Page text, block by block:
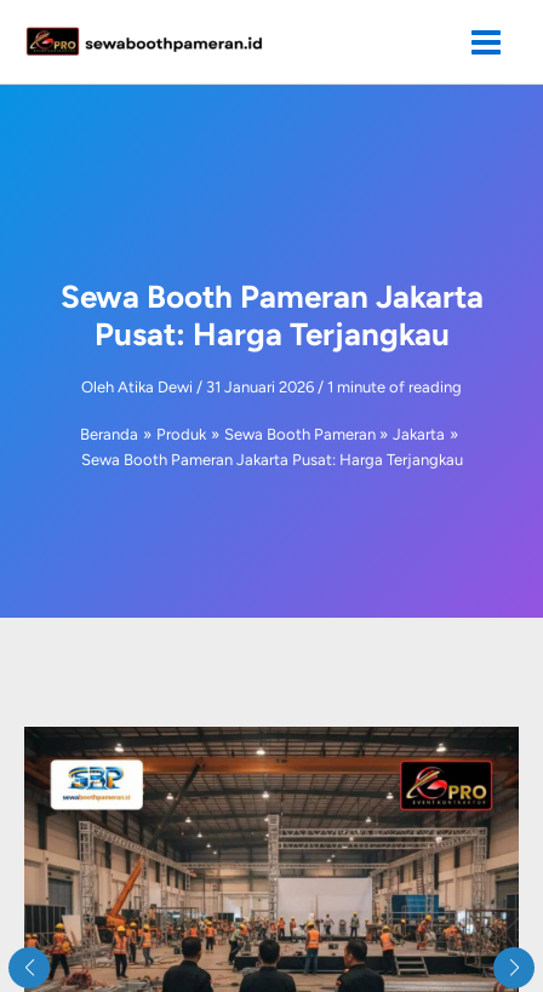
konten
Sewa Booth Pameran Jakarta
Pusat: Harga Terjangkau
Oleh Atika Dewi / 31 Januari 2026 / 1 minute of reading
Beranda Produk Sewa Booth Pameran
Jakarta
Sewa Booth Pameran Jakarta Pusat: Harga Terjangkau